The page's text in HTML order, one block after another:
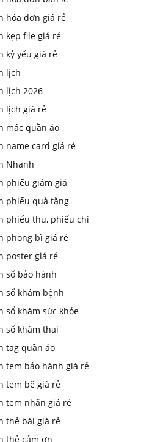
hóa đơn giá rẻ
kẹp file giá rẻ
kỷ yếu giá rẻ
lịch
lịch 2026
lịch giá rẻ
mác quần áo
name card giá rẻ
Nhanh
phiếu giảm giá
phiếu quà tặng
phiếu thu, phiếu chi
phong bì giá rẻ
poster giá rẻ
sổ bảo hành
sổ khám bệnh
sổ khám sức khỏe
sổ khám thai
tag quần áo
tem bảo hành giá rẻ
tem bể giá rẻ
tem nhãn giá rẻ
thẻ bài giá rẻ
thẻ cảm ơn